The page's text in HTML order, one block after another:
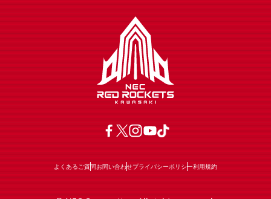
よくあるご質問お問い合わせプライバシーポリシー利用規約